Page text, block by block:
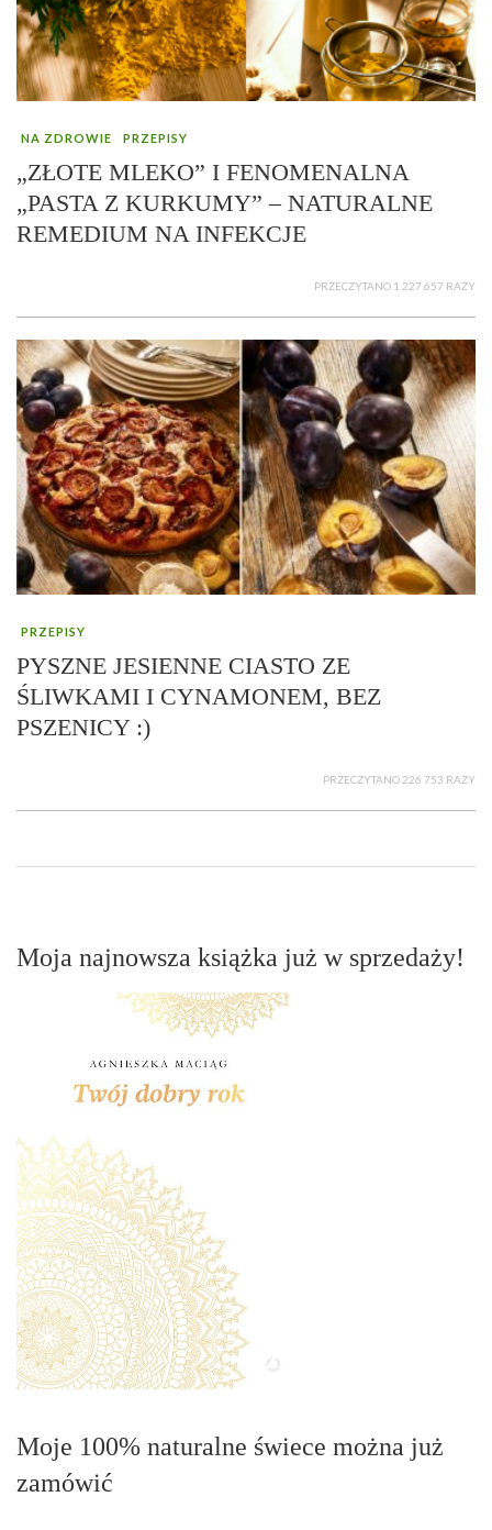
NA ZDROWIE PRZEPISY
„ZŁOTE MLEKO” I FENOMENALNA
„PASTA Z KURKUMY” – NATURALNE
REMEDIUM NA INFEKCJE
PRZECZYTANO 1 227 657 RAZY
PRZEPISY
PYSZNE JESIENNE CIASTO ZE
ŚLIWKAMI I CYNAMONEM, BEZ
PSZENICY :)
PRZECZYTANO 226 753 RAZY
Moja najnowsza książka już w sprzedaży!
Moje 100% naturalne świece można już
zamówić